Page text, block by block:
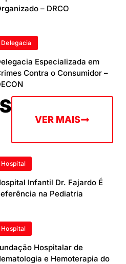
– DRCO
Delegacia
Especializada em
Contra o Consumidor –
VER MAIS
Hospital
Infantil Dr. Fajardo É
na Pediatria
Hospital
Hospitalar de
e Hemoterapia do